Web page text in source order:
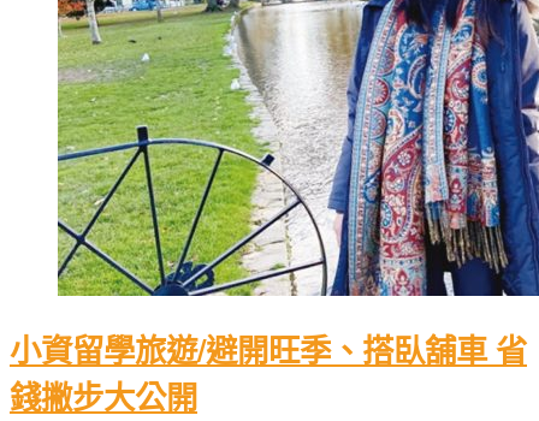
小資留學旅遊/避開旺季、搭臥舖車 省
錢撇步大公開